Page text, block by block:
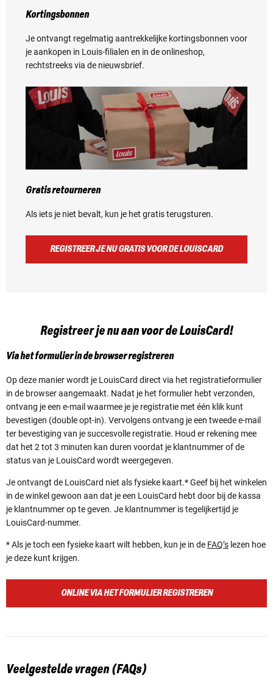
Kortingsbonnen
Je ontvangt regelmatig aantrekkelijke kortingsbonnen voor
je aankopen in Louis-filialen en in de onlineshop,
rechtstreeks via de nieuwsbrief.
Gratis retourneren
Als iets je niet bevalt, kun je het gratis terugsturen.
REGISTREER JE NU GRATIS VOOR DE LOUISCARD
Registreer je nu aan voor de LouisCard!
Via het formulier in de browser registreren
Op deze manier wordt je LouisCard direct via het registratieformulier
in de browser aangemaakt. Nadat je het formulier hebt verzonden,
ontvang je een e-mail waarmee je je registratie met één klik kunt
bevestigen (double opt-in). Vervolgens ontvang je een tweede e-mail
ter bevestiging van je succesvolle registratie. Houd er rekening mee
dat het 2 tot 3 minuten kan duren voordat je klantnummer of de
status van je LouisCard wordt weergegeven.
Je ontvangt de LouisCard niet als fysieke kaart.* Geef bij het winkelen
in de winkel gewoon aan dat je een LouisCard hebt door bij de kassa
je klantnummer op te geven. Je klantnummer is tegelijkertijd je
LouisCard-nummer.
* Als je toch een fysieke kaart wilt hebben, kun je in de FAQ’s lezen hoe
je deze kunt krijgen.
ONLINE VIA HET FORMULIER REGISTREREN
Veelgestelde vragen (FAQs)